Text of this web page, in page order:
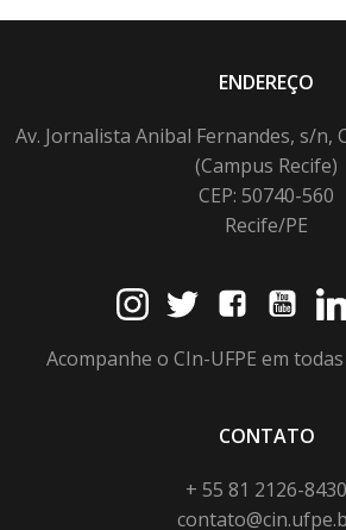
ENDEREÇO
Av. Jornalista Anibal Fernandes, s/n,
(Campus Recife)
CEP: 50740-560
Recife/PE
Acompanhe o CIn-UFPE em
CONTATO
+ 55 81 2126-8430